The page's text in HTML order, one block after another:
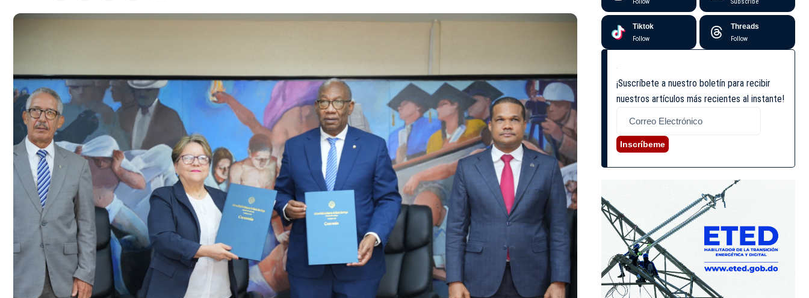
Tiktok
Follow
Threads
Follow
¡Suscríbete a nuestro boletín para recibir
nuestros artículos más recientes al instante!
Inscríbeme